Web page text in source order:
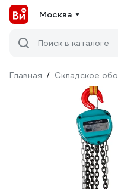
Москва
Поиск в каталоге
Главная / Складское